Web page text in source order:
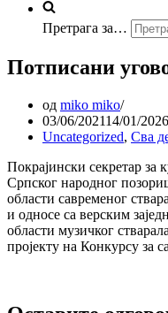
Претрага за…
Потписани
од miko miko
03/06/202114/01/2026
Uncategorized, Сва
Покрајински секретар за
Српског народног
области савременог
и односе са верским
области музичког
пројекту на Конкурсу за